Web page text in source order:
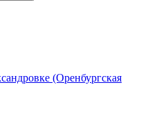
(Оренбургская